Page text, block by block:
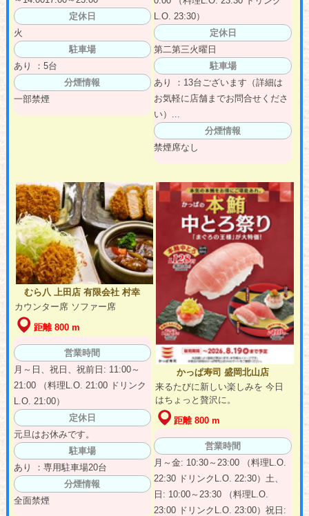
定休日
火
駐車場
あり ：5台
分煙情報
一部禁煙
L.O. 23:30）
定休日
第二第三火曜日
駐車場
あり ：13台ございます（詳細は
お気軽に店舗までお問合せくださ
い）...
分煙情報
禁煙席なし
むら八 上田店 有限会社 村幸
カウンター席 ソファー席
距離 800 m
営業時間
月～日、祝日、祝前日: 11:00～
21:00 （料理L.O. 21:00 ドリンク
L.O. 21:00）
定休日
元旦はお休みです。
駐車場
あり ：専用駐車場20台
分煙情報
全面禁煙
かっぱ寿司 盛岡北山店
来るたびに新しい楽しみを 今日
はちょっと贅沢に。
距離 800 m
営業時間
月～金: 10:30～23:00 （料理L.O.
22:30 ドリンクL.O. 22:30）土、
日: 10:00～23:30 （料理L.O.
23:00 ドリンクL.O. 23:00）祝日: